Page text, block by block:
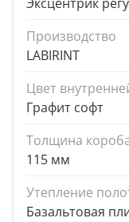
Производство
LABIRINT
Цвет
Графит софт
Толщина
115 мм
Утепление
Базальтовая